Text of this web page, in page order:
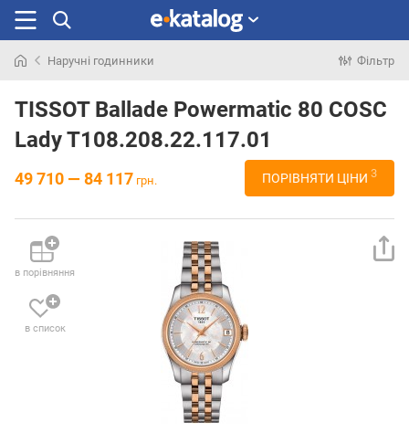
раніше
Наручні годинники Фільтр
TISSOT Ballade Powermatic 80 COSC
Lady T108.208.22.117.01
49 710 — 84 117 грн. ПОРІВНЯТИ ЦІНИ 3
в порівняння
в список